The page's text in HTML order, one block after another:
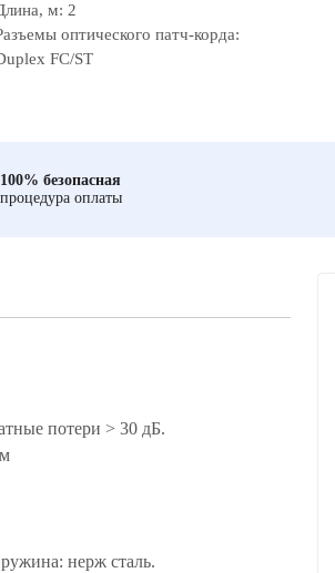
м: 2
оптического патч-корда:
FC/ST
100% безопасная
процедура оплаты
потери > 30 дБ.
нерж сталь.